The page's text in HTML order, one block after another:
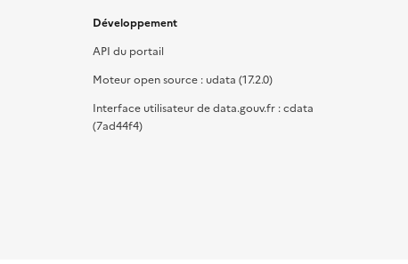
Développement
API du portail
Moteur open source : udata (17.2.0)
Interface utilisateur de data.gouv.fr : cdata
(7ad44f4)